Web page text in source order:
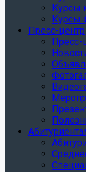
Курсы
Курсы
Пресс-центр
Пресс-